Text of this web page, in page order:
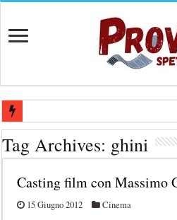
Casting film horror internazionale
Casting Rai: Cercasi le nuove
Casting Urgente CHARACTER /
Tag Archives: ghini
Casting film con Massimo
15 Giugno 2012 Cinema